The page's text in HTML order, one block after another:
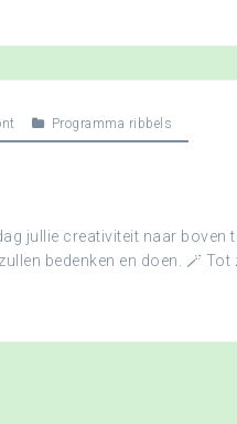
Programma ribbels
jullie creativiteit naar boven
bedenken en doen. 🪄 Tot